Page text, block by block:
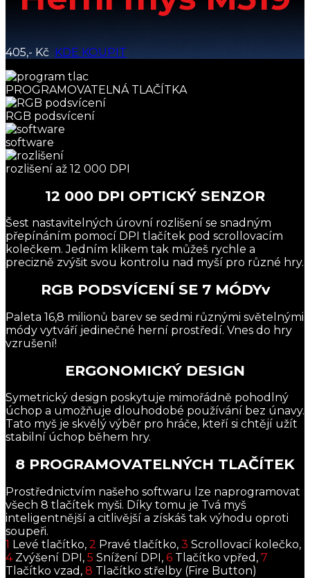
405,- Kč KDE KOUPIT
PROGRAMOVATELNÁ TLAČÍTKA
RGB podsvícení
software
rozlišení až 12 000 DPI
12 000 DPI OPTICKÝ SENZOR
Šest nastavitelných úrovní rozlišení se snadným
přepínáním pomocí DPI tlačítek pod scrollovacím
kolečkem. Jedním klikem tak můžeš rychle a
precizně zvýšit svou kontrolu nad myší pro různé hry.
RGB PODSVÍCENÍ SE 7 MÓDYv
Paleta 16,8 milionů barev se sedmi různými světelnými
módy vytváří jedinečné herní prostředí. Vnes do hry
vzrušení!
ERGONOMICKÝ DESIGN
Symetrický design poskytuje mimořádně pohodlný
úchop a umožňuje dlouhodobé používání bez únavy.
Tato myš je skvělý výběr pro hráče, kteří si chtějí užít
stabilní úchop během hry.
8 PROGRAMOVATELNÝCH TLAČÍTEK
Prostřednictvím našeho softwaru lze naprogramovat
všech 8 tlačítek myši. Díky tomu je Tvá myš
inteligentnější a citlivější a získáš tak výhodu oproti
soupeři.
1 Levé tlačítko, 2 Pravé tlačítko, 3 Scrollovací kolečko,
4Zvýšení DPI, 5 Snížení DPI, 6 Tlačítko vpřed, 7
Tlačítko vzad, 8 Tlačítko střelby (Fire Button)